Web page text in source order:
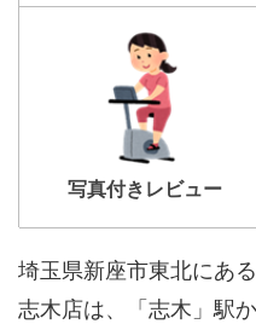
写真付きレビュー
埼玉県新座市東北にあ
志木店は、「志木」駅